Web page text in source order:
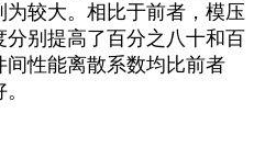
较大。相比于前者，模压
别提高了百分之八十和百
性能离散系数均比前者